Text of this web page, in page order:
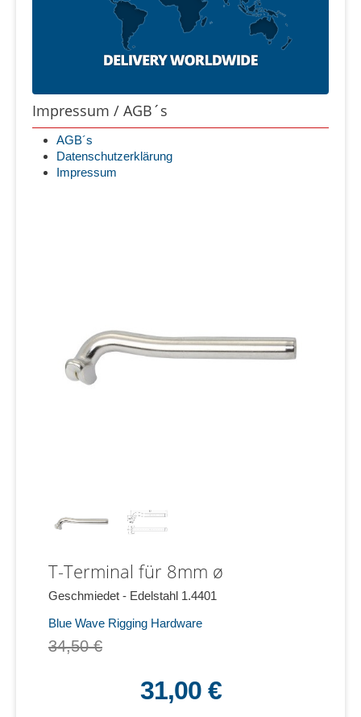
Impressum / AGB´s
AGB´s
Datenschutzerklärung
Impressum
T-Terminal für 8mm ø
Geschmiedet - Edelstahl 1.4401
Blue Wave Rigging Hardware
34,50 €
31,00 €